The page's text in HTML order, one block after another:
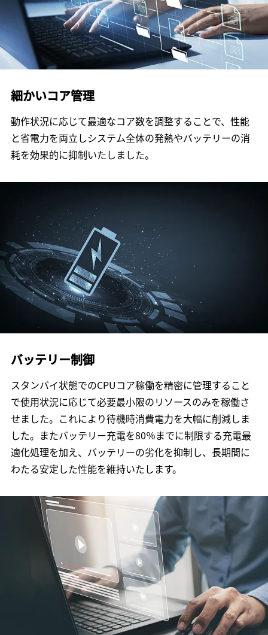
細かいコア管理
動作状況に応じて最適なコア数を調整することで、性能
と省電力を両立しシステム全体の発熱やバッテリーの消
耗を効果的に抑制いたしました。
バッテリー制御
スタンバイ状態でのCPUコア稼働を精密に管理すること
で使用状況に応じて必要最小限のリソースのみを稼働さ
せました。これにより待機時消費電力を大幅に削減しま
した。またバッテリー充電を80％までに制限する充電最
適化処理を加え、バッテリーの劣化を抑制し、長期間に
わたる安定した性能を維持いたします。